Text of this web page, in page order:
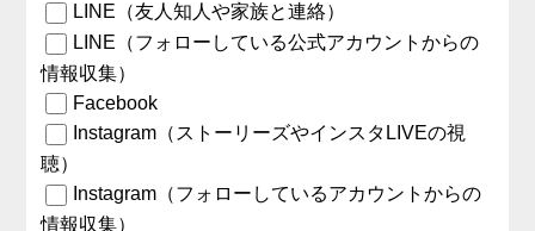
LINE（友人知人や家族と連絡）
LINE（フォローしている公式アカウントからの
情報収集）
Facebook
Instagram（ストーリーズやインスタLIVEの視
聴）
Instagram（フォローしているアカウントからの
情報収集）